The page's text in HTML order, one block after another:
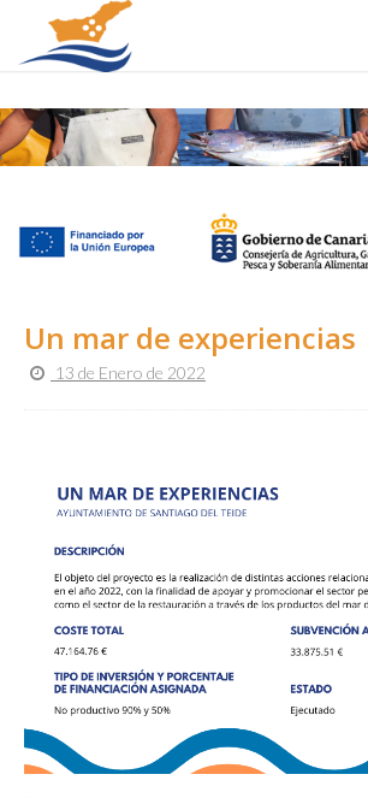
Un mar de experiencias
13 de Enero de 2022